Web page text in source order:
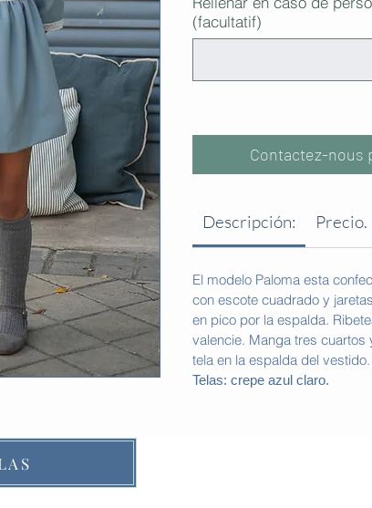
(facultatif)
Contactez-nous
Descripción: Precio.
El modelo Paloma esta
con escote cuadrado y
en pico por la espalda.
valencie. Manga tres cuartos
tela en la espalda del vestido.
Telas: crepe azul claro.